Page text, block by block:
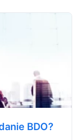
BDO?